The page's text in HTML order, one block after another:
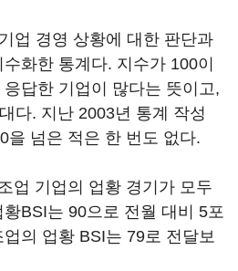
업 경영 상황에 대한 판단과
화한 통계다. 지수가 100이
답한 기업이 많다는 뜻이고,
다. 지난 2003년 통계 작성
을 넘은 적은 한 번도 없다.
업 기업의 업황 경기가 모두
BSI는 90으로 전월 대비 5포
의 업황 BSI는 79로 전달보